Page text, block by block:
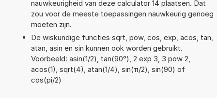
nauwkeurigheid van deze calculator 14 plaatsen. Dat
zou voor de meeste toepassingen nauwkeurig genoeg
moeten zijn.
De wiskundige functies sqrt, pow, cos, exp, acos, tan,
atan, asin en sin kunnen ook worden gebruikt.
Voorbeeld: asin(1/2), tan(90°), 2 exp 3, 3 pow 2,
acos(1), sqrt(4), atan(1/4), sin(π/2), sin(90) of
cos(pi/2)